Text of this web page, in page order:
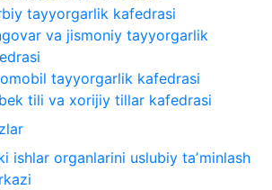
tayyorgarlik kafedrasi
va jismoniy tayyorgarlik
tayyorgarlik kafedrasi
tili va xorijiy tillar kafedrasi
ishlar organlarini uslubiy taʼminlash